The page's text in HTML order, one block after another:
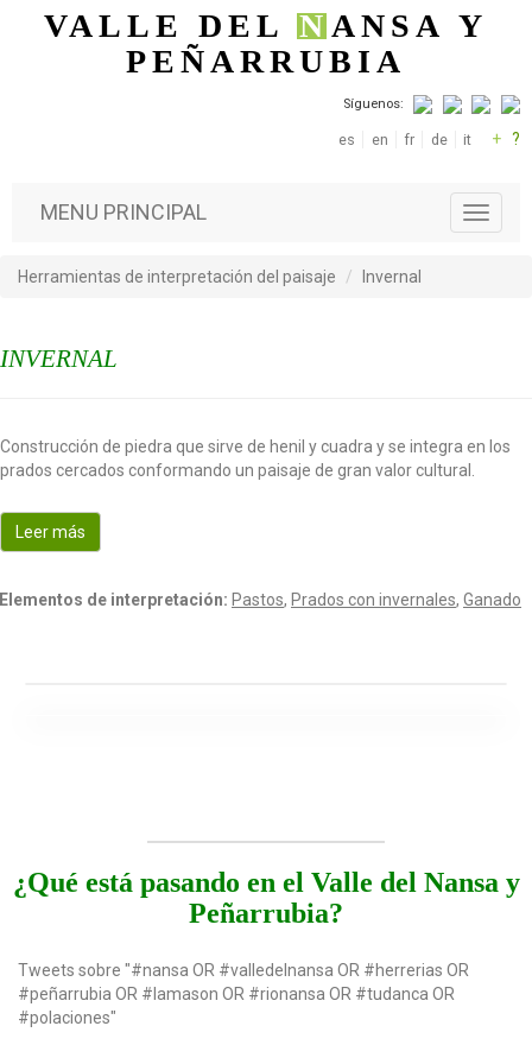
Pasar al contenido principal
VALLE DELNANSA Y
PEÑARRUBIA
Síguenos:
es en fr de it + ?
T
o
g
MENU PRINCIPAL
Herramientas de interpretación del paisaje Invernal
INVERNAL
Construcción de piedra que sirve de henil y cuadra y se integra en los
prados cercados conformando un paisaje de gran valor cultural.
Leer más
Elementos de interpretación: Pastos, Prados con invernales, Ganado
¿Qué está pasando en el Valle del Nansa y
Peñarrubia?
Tweets sobre "#nansa OR #valledelnansa OR #herrerias OR
#peñarrubia OR #lamason OR #rionansa OR #tudanca OR
#polaciones"